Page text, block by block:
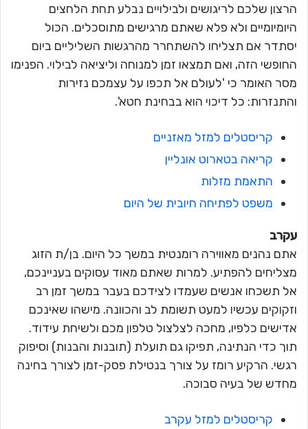
הרצון שלכם לריגושים ולבילויים נבלע תחת הלחצים
היומיומיים ולא פלא שאתם מרגישים מתוסכלים. הכול
יסתדר אם תצליחו להשתחרר מהרגשות השליליים ביום
החופשי הזה, ואם תמצאו זמן למנוחה וליציאה לבילוי. הפנימו
מסר האומר כי 'לעולם אל תכפו על עצמכם נזירות
והתנזרות: כל דיכוי הוא בבחינת חטא'.
קריסטלים למזל מאזניים
קריאה בטארוט אונליין
התאמת מזלות
משפט לפתיחה חיובית של היום
עקרב
אתם נהנים מאווירה רומנטית במשך כל היום. בן/ת הזוג
מצליחים להפתיע. למרות שאתם מאוד עסוקים בעניינכם,
אל תשכחו אנשים שעמדו לצידכם בעבר במשך זמן רב
וזקוקים עכשיו למעט תשומת לב והכוונה. מישהו שאינכם
אדישים כלפיו, מחכה לצלצול טלפון מכם ולשיחת עידוד.
תוך כדי הנתינה, תפיקו גם תועלת (תובנות והבנות) וסיפוק
רגשי. הרקיע רומז על צורך בנטילת פסק-זמן לצורך בחינה
מחדש של בעיה סבוכה.
קריסטלים למזל עקרב